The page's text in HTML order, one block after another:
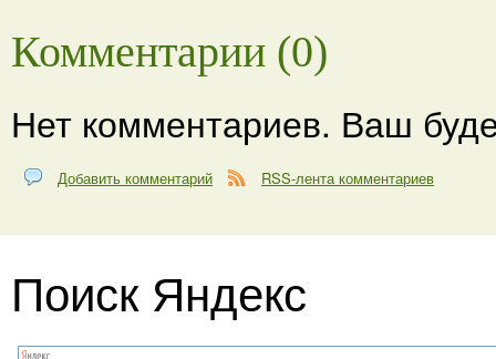
Комментарии (0)
Нет комментариев. Ваш
Добавить комментарий RSS-лента комментариев
Поиск Яндекс